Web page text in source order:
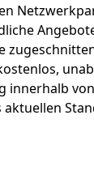
innerhalb